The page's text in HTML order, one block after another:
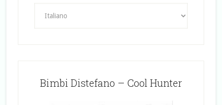
Bimbi Distefano – Cool Hunter